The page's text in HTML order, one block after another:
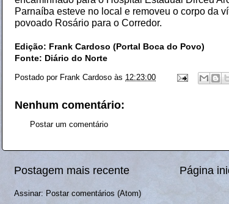
Parnaíba esteve no local e removeu o corpo da
povoado Rosário para o Corredor.
Edição: Frank Cardoso (Portal Boca do Povo)
Fonte: Diário do Norte
Postado por Frank Cardoso às 12:23:00
Nenhum comentário:
Postar um comentário
Postagem mais recente Página
Assinar: Postar comentários (Atom)